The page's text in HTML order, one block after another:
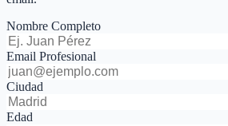
Nombre Completo
Email Profesional
Ciudad
Edad